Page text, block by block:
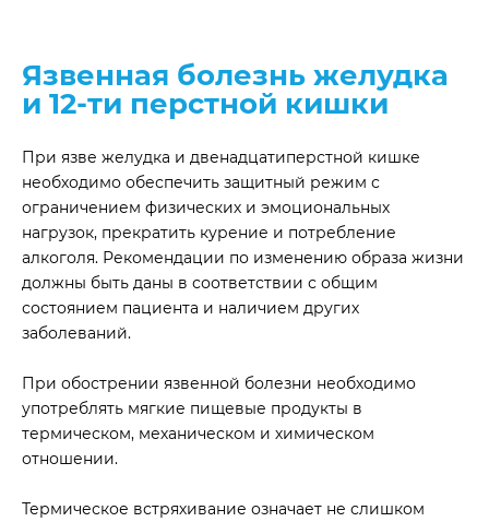
Язвенная болезнь желудка
и 12-ти перстной кишки
При язве желудка и двенадцатиперстной кишке
необходимо обеспечить защитный режим с
ограничением физических и эмоциональных
нагрузок, прекратить курение и потребление
алкоголя. Рекомендации по изменению образа жизни
должны быть даны в соответствии с общим
состоянием пациента и наличием других
заболеваний.
При обострении язвенной болезни необходимо
употреблять мягкие пищевые продукты в
термическом, механическом и химическом
отношении.
Термическое встряхивание означает не слишком